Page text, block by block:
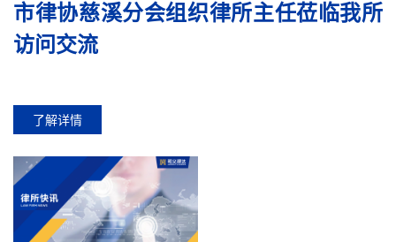
市律协慈溪分会组织律所主任莅临我所
访问交流
了解详情